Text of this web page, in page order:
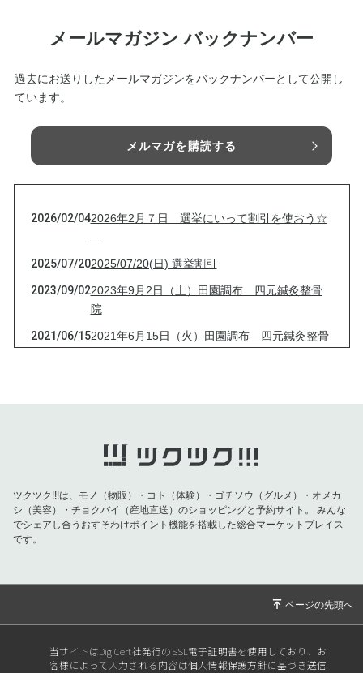
メールマガジン バックナンバー
過去にお送りしたメールマガジンをバックナンバーとして公開し
ています。
メルマガを購読する
2026/02/042026年2月７日 選挙にいって割引を使おう☆
2025/07/202025/07/20(日) 選挙割引
2023/09/022023年9月2日（土）田園調布 四元鍼灸整骨
院
2021/06/152021年6月15日（火）田園調布 四元鍼灸整骨
院
2021/03/03 2021年3月3日（水）田園調布 四元鍼灸整骨
院
2020年12月25日（金）田園調布 四元鍼灸整
骨院
2020/12/222020年12月22日（火）田園調布 四元鍼灸整
ツクツク!!!は、モノ（物販）・コト（体験）・ゴチソウ（グルメ）・オメカ
シ（美容）・チョクバイ（産地直送）のショッピングと予約サイト。
みんな
でシェアし合うおすそわけポイント機能を搭載した総合マーケットプレイス
です。
当サイトはDigiCert社発行のSSL電子証明書を使用しており、お
客様によって入力される内容は個人情報保護方針に基づき送信